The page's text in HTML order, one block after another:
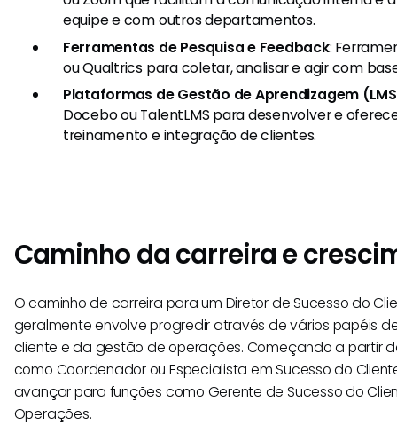
equipe e com outros departamentos.
Ferramentas de Pesquisa e Feedback:
ou Qualtrics para coletar, analisar e agir com
Plataformas de Gestão de Aprendizagem
Docebo ou TalentLMS para desenvolver e
treinamento e integração de clientes.
Caminho da carreira e
O caminho de carreira para um Diretor de Sucesso do
geralmente envolve progredir através de vários papéis
cliente e da gestão de operações. Começando a partir
como Coordenador ou Especialista em Sucesso do
avançar para funções como Gerente de Sucesso do
Operações.